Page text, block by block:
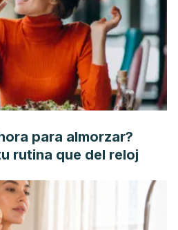
para almorzar?
rutina que del reloj